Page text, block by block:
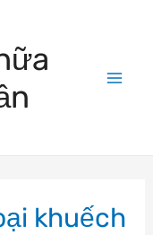
khuếch